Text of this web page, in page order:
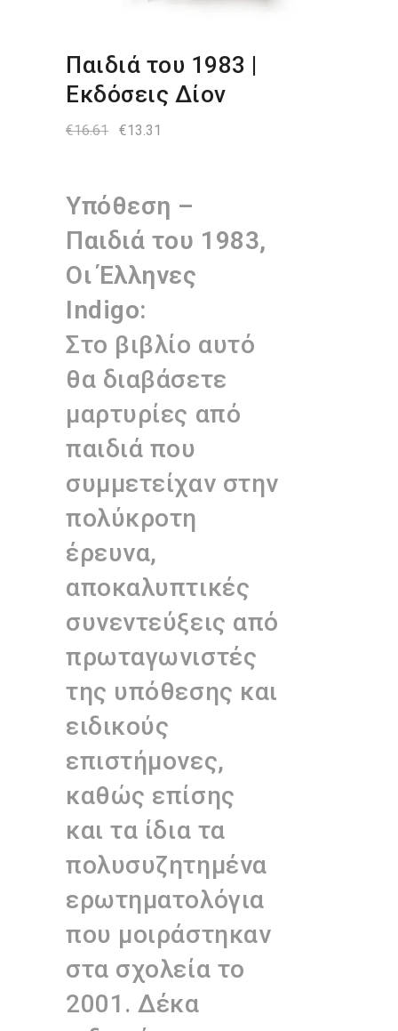
Παιδιά του 1983 |
Εκδόσεις Δίον
€16.61
Original
€13.31
Υπόθεση –
Παιδιά του 1983,
Οι Έλληνες
Indigo:
Στο βιβλίο αυτό
θα διαβάσετε
μαρτυρίες από
παιδιά που
συμμετείχαν στην
πολύκροτη
έρευνα,
αποκαλυπτικές
συνεντεύξεις από
πρωταγωνιστές
της υπόθεσης και
ειδικούς
επιστήμονες,
καθώς επίσης
και τα ίδια τα
πολυσυζητημένα
ερωτηματολόγια
που μοιράστηκαν
στα σχολεία το
2001. Δέκα